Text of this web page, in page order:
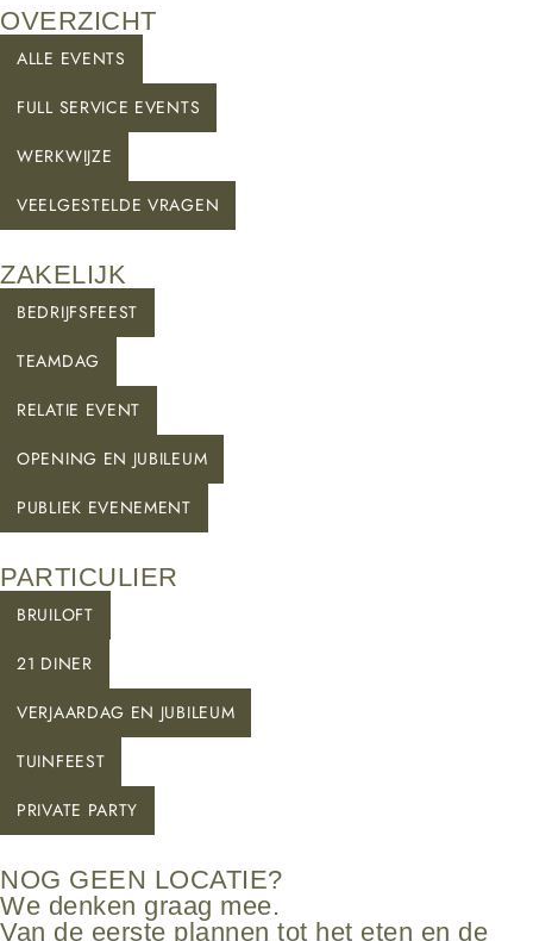
OVERZICHT
ALLE EVENTS
FULL SERVICE EVENTS
WERKWIJZE
VEELGESTELDE VRAGEN
ZAKELIJK
BEDRIJFSFEEST
TEAMDAG
RELATIE EVENT
OPENING EN JUBILEUM
PUBLIEK EVENEMENT
PARTICULIER
BRUILOFT
21 DINER
VERJAARDAG EN JUBILEUM
TUINFEEST
PRIVATE PARTY
NOG GEEN LOCATIE?
We denken graag mee.
Van de eerste plannen tot het eten en de